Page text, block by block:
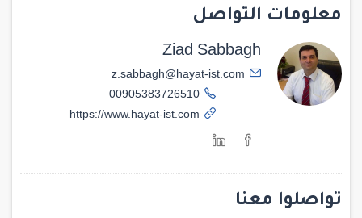
معلومات التواصل
Ziad Sabbagh
z.sabbagh@hayat-ist.com
تواصلوا معنا